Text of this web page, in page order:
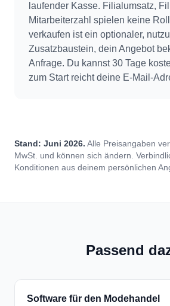
laufender Kasse. Filialumsatz,
Mitarbeiterzahl spielen keine
verkaufen ist ein optionaler,
Zusatzbaustein, dein Angebot
Anfrage. Du kannst 30 Tage
zum Start reicht deine E-Mail-
Stand: Juni 2026. Alle Preisangaben
MwSt. und können sich ändern.
Konditionen aus deinem persönlichen
Passend
Software für den Modehandel